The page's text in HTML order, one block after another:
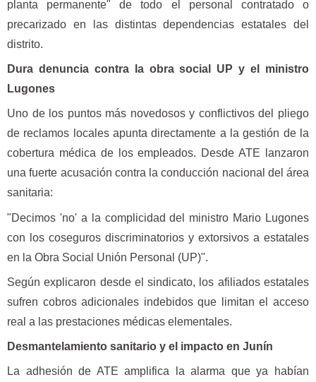
planta permanente" de todo el personal contratado o
precarizado en las distintas dependencias estatales del
distrito.
Dura denuncia contra la obra social UP y el ministro
Lugones
Uno de los puntos más novedosos y conflictivos del pliego
de reclamos locales apunta directamente a la gestión de la
cobertura médica de los empleados. Desde ATE lanzaron
una fuerte acusación contra la conducción nacional del área
sanitaria:
"Decimos 'no' a la complicidad del ministro Mario Lugones
con los coseguros discriminatorios y extorsivos a estatales
en la Obra Social Unión Personal (UP)".
Según explicaron desde el sindicato, los afiliados estatales
sufren cobros adicionales indebidos que limitan el acceso
real a las prestaciones médicas elementales.
Desmantelamiento sanitario y el impacto en Junín
La adhesión de ATE amplifica la alarma que ya habían